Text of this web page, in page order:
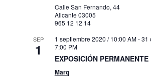
Calle San Fernando, 44
Alicante 03005
965 12 12 14
SEP
1
1 septiembre 2020 / 10:00 AM-31
7:00 PM
EXPOSICIÓN
Marq